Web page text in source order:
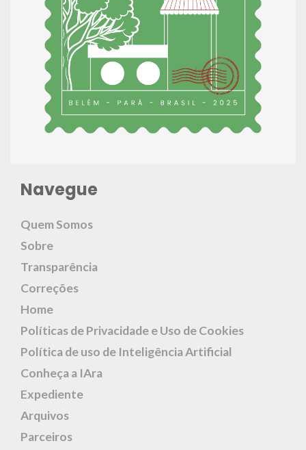
Navegue
Quem Somos
Sobre
Transparência
Correções
Home
Políticas de Privacidade e Uso de Cookies
Política de uso de Inteligência Artificial
Conheça a IAra
Expediente
Arquivos
Parceiros